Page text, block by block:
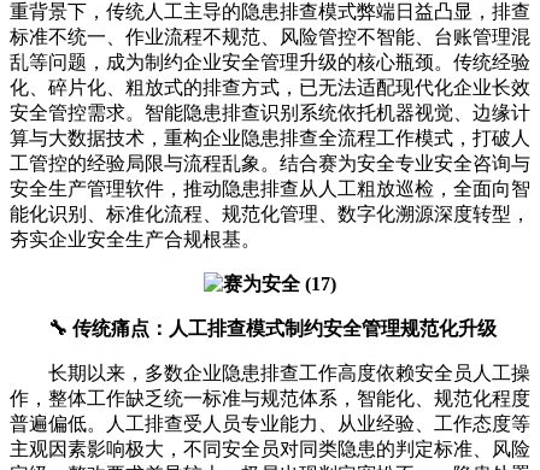
重背景下，传统人工主导的隐患排查模式弊端日益凸显，排查
标准不统一、作业流程不规范、风险管控不智能、台账管理混
乱等问题，成为制约企业安全管理升级的核心瓶颈。传统经验
化、碎片化、粗放式的排查方式，已无法适配现代化企业长效
安全管控需求。智能隐患排查识别系统依托机器视觉、边缘计
算与大数据技术，重构企业隐患排查全流程工作模式，打破人
工管控的经验局限与流程乱象。结合赛为安全专业安全咨询与
安全生产管理软件，推动隐患排查从人工粗放巡检，全面向智
能化识别、标准化流程、规范化管理、数字化溯源深度转型，
夯实企业安全生产合规根基。
🔧 传统痛点：人工排查模式制约安全管理规范化升级
长期以来，多数企业隐患排查工作高度依赖安全员人工操
作，整体工作缺乏统一标准与规范体系，智能化、规范化程度
普遍偏低。人工排查受人员专业能力、从业经验、工作态度等
主观因素影响极大，不同安全员对同类隐患的判定标准、风险